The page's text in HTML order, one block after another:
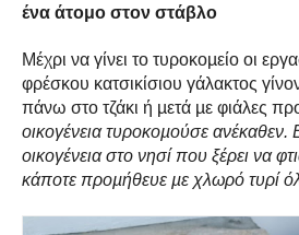
ένα άτομο στον στάβλο
Μέχρι να γίνει το τυροκοµείο οι
φρέσκου κατσικίσιου γάλακτος
πάνω στο τζάκι ή µετά µε φιάλες
οικογένεια τυροκοµούσε ανέκαθεν.
οικογένεια στο νησί που ξέρει να
κάποτε προµήθευε µε χλωρό τυρί